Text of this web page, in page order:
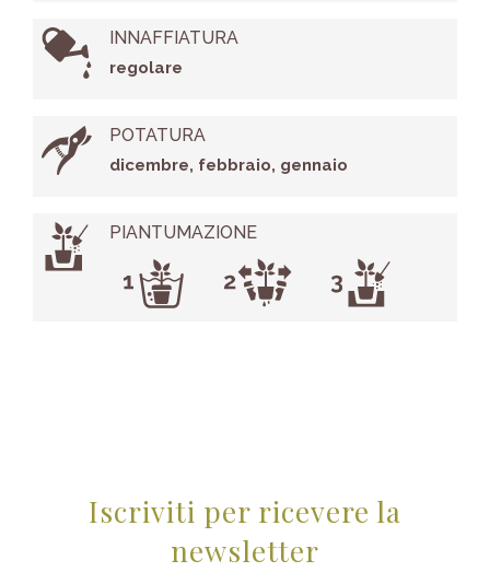
INNAFFIATURA
regolare
POTATURA
dicembre, febbraio, gennaio
PIANTUMAZIONE
Iscriviti per ricevere la
newsletter